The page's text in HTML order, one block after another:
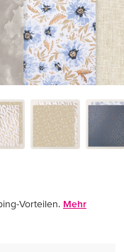
Vorteilen. Mehr